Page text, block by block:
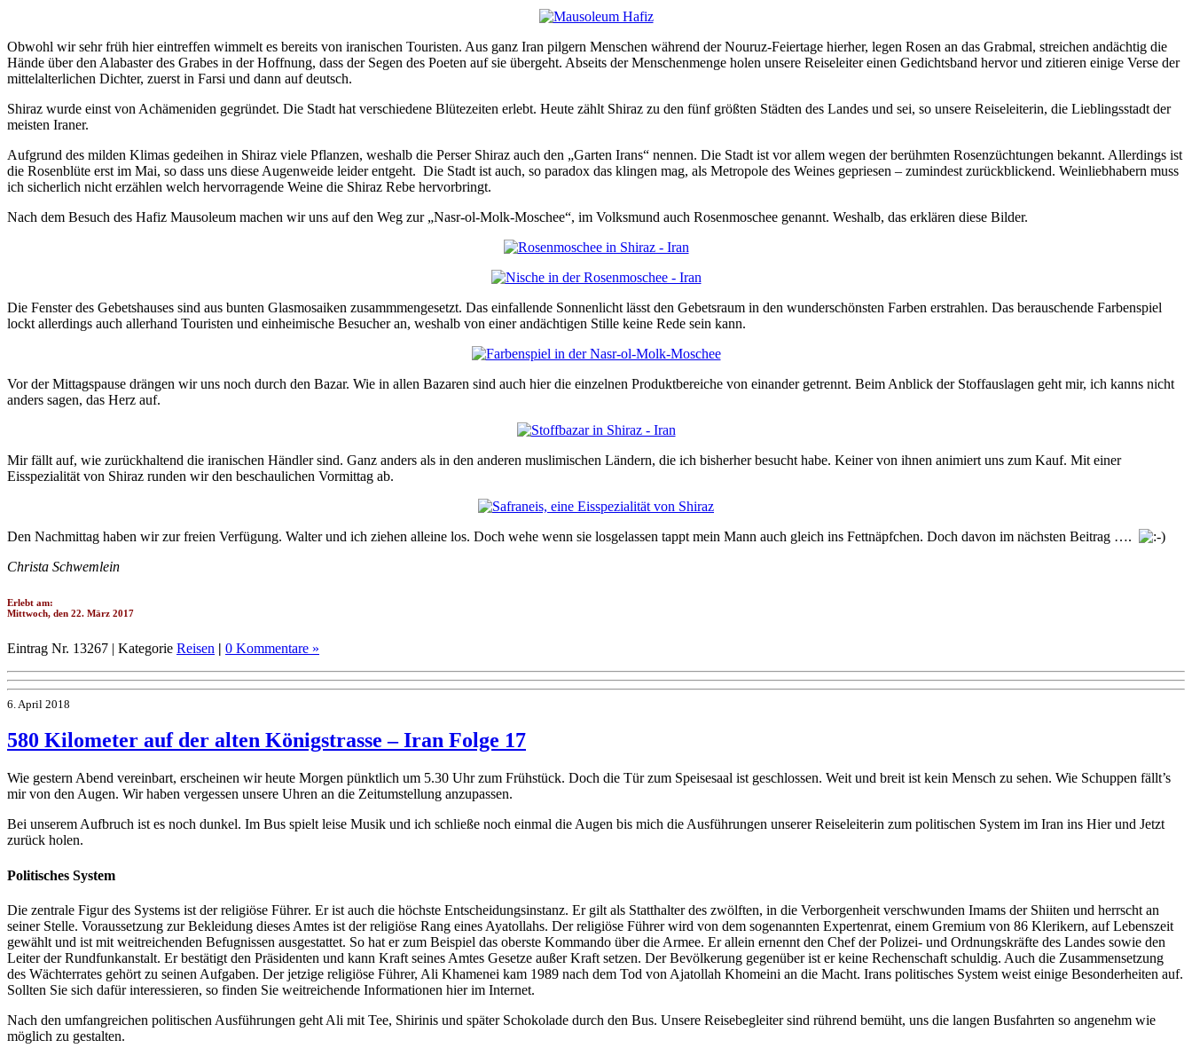
Obwohl wir sehr früh hier eintreffen wimmelt es bereits von iranischen Touristen. Aus ganz Iran pilgern Menschen während der Nouruz-Feiertage hierher, legen Rosen an das Grabmal, streichen andächtig die
Hände über den Alabaster des Grabes in der Hoffnung, dass der Segen des Poeten auf sie übergeht. Abseits der Menschenmenge holen unsere Reiseleiter einen Gedichtsband hervor und zitieren einige Verse der
mittelalterlichen Dichter, zuerst in Farsi und dann auf deutsch.
Shiraz wurde einst von Achämeniden gegründet. Die Stadt hat verschiedene Blütezeiten erlebt. Heute zählt Shiraz zu den fünf größten Städten des Landes und sei, so unsere Reiseleiterin, die Lieblingsstadt der
meisten Iraner.
Aufgrund des milden Klimas gedeihen in Shiraz viele Pflanzen, weshalb die Perser Shiraz auch den „Garten Irans“ nennen. Die Stadt ist vor allem wegen der berühmten Rosenzüchtungen bekannt. Allerdings ist
die Rosenblüte erst im Mai, so dass uns diese Augenweide leider entgeht. Die Stadt ist auch, so paradox das klingen mag, als Metropole des Weines gepriesen – zumindest zurückblickend. Weinliebhabern muss
ich sicherlich nicht erzählen welch hervorragende Weine die Shiraz Rebe hervorbringt.
Nach dem Besuch des Hafiz Mausoleum machen wir uns auf den Weg zur „Nasr-ol-Molk-Moschee“, im Volksmund auch Rosenmoschee genannt. Weshalb, das erklären diese Bilder.
Die Fenster des Gebetshauses sind aus bunten Glasmosaiken zusammmengesetzt. Das einfallende Sonnenlicht lässt den Gebetsraum in den wunderschönsten Farben erstrahlen. Das berauschende Farbenspiel
lockt allerdings auch allerhand Touristen und einheimische Besucher an, weshalb von einer andächtigen Stille keine Rede sein kann.
Vor der Mittagspause drängen wir uns noch durch den Bazar. Wie in allen Bazaren sind auch hier die einzelnen Produktbereiche von einander getrennt. Beim Anblick der Stoffauslagen geht mir, ich kanns nicht
anders sagen, das Herz auf.
Mir fällt auf, wie zurückhaltend die iranischen Händler sind. Ganz anders als in den anderen muslimischen Ländern, die ich bisherher besucht habe. Keiner von ihnen animiert uns zum Kauf. Mit einer
Eisspezialität von Shiraz runden wir den beschaulichen Vormittag ab.
Den Nachmittag haben wir zur freien Verfügung. Walter und ich ziehen alleine los. Doch wehe wenn sie losgelassen tappt mein Mann auch gleich ins Fettnäpfchen. Doch davon im nächsten Beitrag ….
Christa Schwemlein
Erlebt am:
Mittwoch, den 22. März 2017
Eintrag Nr. 13267 | Kategorie Reisen | 0 Kommentare »
6. April 2018
580 Kilometer auf der alten Königstrasse – Iran Folge 17
Wie gestern Abend vereinbart, erscheinen wir heute Morgen pünktlich um 5.30 Uhr zum Frühstück. Doch die Tür zum Speisesaal ist geschlossen. Weit und breit ist kein Mensch zu sehen. Wie Schuppen fällt’s
mir von den Augen. Wir haben vergessen unsere Uhren an die Zeitumstellung anzupassen.
Bei unserem Aufbruch ist es noch dunkel. Im Bus spielt leise Musik und ich schließe noch einmal die Augen bis mich die Ausführungen unserer Reiseleiterin zum politischen System im Iran ins Hier und Jetzt
zurück holen.
Politisches System
Die zentrale Figur des Systems ist der religiöse Führer. Er ist auch die höchste Entscheidungsinstanz. Er gilt als Statthalter des zwölften, in die Verborgenheit verschwunden Imams der Shiiten und herrscht an
seiner Stelle. Voraussetzung zur Bekleidung dieses Amtes ist der religiöse Rang eines Ayatollahs. Der religiöse Führer wird von dem sogenannten Expertenrat, einem Gremium von 86 Klerikern, auf Lebenszeit
gewählt und ist mit weitreichenden Befugnissen ausgestattet. So hat er zum Beispiel das oberste Kommando über die Armee. Er allein ernennt den Chef der Polizei- und Ordnungskräfte des Landes sowie den
Leiter der Rundfunkanstalt. Er bestätigt den Präsidenten und kann Kraft seines Amtes Gesetze außer Kraft setzen. Der Bevölkerung gegenüber ist er keine Rechenschaft schuldig. Auch die Zusammensetzung
des Wächterrates gehört zu seinen Aufgaben. Der jetzige religiöse Führer, Ali Khamenei kam 1989 nach dem Tod von Ajatollah Khomeini an die Macht. Irans politisches System weist einige Besonderheiten auf.
Sollten Sie sich dafür interessieren, so finden Sie weitreichende Informationen hier im Internet.
Nach den umfangreichen politischen Ausführungen geht Ali mit Tee, Shirinis und später Schokolade durch den Bus. Unsere Reisebegleiter sind rührend bemüht, uns die langen Busfahrten so angenehm wie
möglich zu gestalten.